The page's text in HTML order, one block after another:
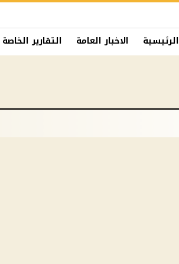
الرئيسية الاخبار العامة التقارير الخاصة